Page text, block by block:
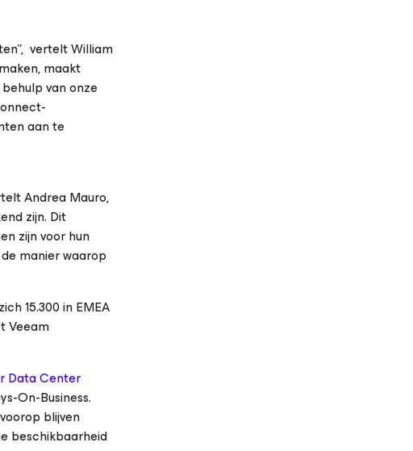
vertelt William
maakt
van onze
aan te
Andrea Mauro,
zijn. Dit
zijn voor hun
manier waarop
15.300 in EMEA
Veeam
Data Center
On-Business.
blijven
beschikbaarheid